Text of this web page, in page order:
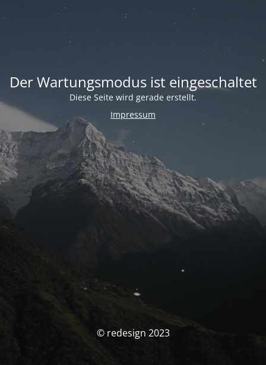
Der Wartungsmodus ist eingeschaltet
Diese Seite wird gerade erstellt.
Impressum
© redesign 2023